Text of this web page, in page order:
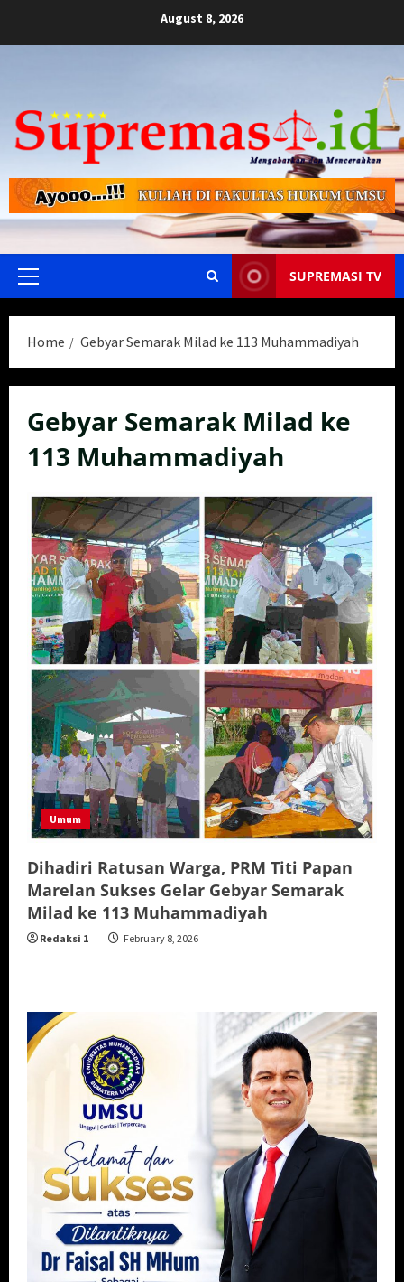
August 8, 2026
Primary
SUPREMASI TV
Home Gebyar Semarak Milad ke 113 Muhammadiyah
Gebyar Semarak Milad ke
113 Muhammadiyah
Umum
Dihadiri Ratusan Warga, PRM Titi Papan
Marelan Sukses Gelar Gebyar Semarak
Milad ke 113 Muhammadiyah
Redaksi 1 February 8, 2026